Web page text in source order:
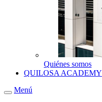
Quiénes somos
QUILOSA ACADEMY
Menú